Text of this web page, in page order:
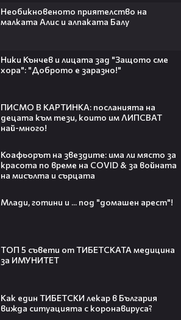
Необикновеното приятелство на
малката Алис и алпаката Балу
Ники Кънчев и лицата зад "Защото сме
хора": "Доброто е заразно!"
ПИСМО В КАРТИНКА: посланията на
децата към тези, които им ЛИПСВАТ
най-много!
Коафьорът на звездите: има ли място за
красота по време на COVID & за войната
на мисълта и сърцата
Млади, готини и ... под "домашен арест"!
ТОП 5 съвети от ТИБЕТСКАТА медицина
за ИМУНИТЕТ
Как един ТИБЕТСКИ лекар в България
вижда ситуацията с коронавируса?
Батиста е новият Кратос!😯💥
всички говорят за него👀🎬
След Брадли Купър, Ирина Шейк
до супермодела разпали лавина от
слухове🧐
Пи Диди излиза по-рано от